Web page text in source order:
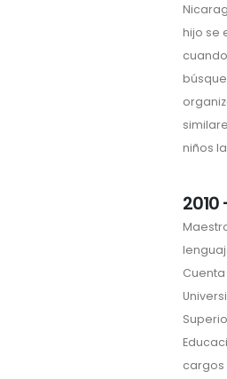
hijo se
niños
2010
cargos